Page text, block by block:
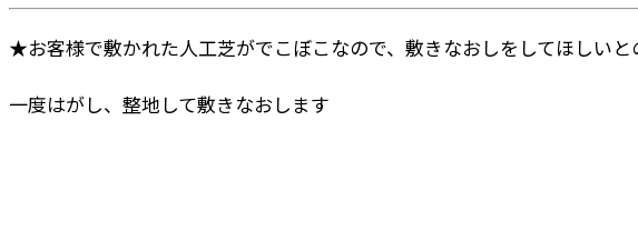
★お客様で敷かれた人工芝がでこぼこなので、敷きなおしをしてほしいと
一度はがし、整地して敷きなおします